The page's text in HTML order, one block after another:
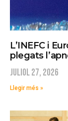
L’INEFC i
plegats
juliol 27, 2026
Llegir més »